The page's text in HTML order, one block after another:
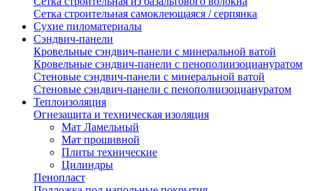
Сетка строительная самоклеющаяся / серпянка
Сухие пиломатериалы
Сэндвич-панели
Кровельные сэндвич-панели с минеральной ватой
Кровельные сэндвич-панели с пенополиизоциануратом
Стеновые сэндвич-панели с минеральной ватой
Стеновые сэндвич-панели с пенополиизоциануратом
Теплоизоляция
Огнезащита и техническая изоляция
Мат Ламельный
Мат прошивной
Плиты технические
Цилиндры
Пенопласт